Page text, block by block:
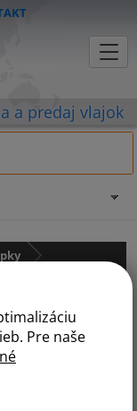
Pre naše